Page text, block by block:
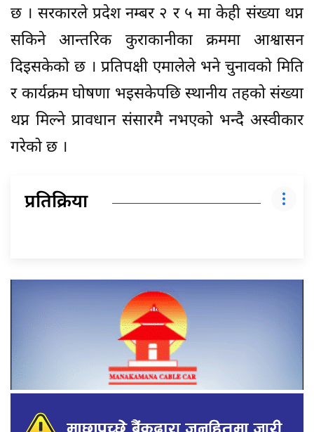
छ । सरकारले प्रदेश नम्बर २ र ५ मा केही संख्या थप्न
सकिने आन्तरिक कुराकानीका क्रममा आश्वासन
दिइसकेको छ । प्रतिपक्षी एमालेले भने चुनावको मिति
र कार्यक्रम घोषणा भइसकेपछि स्थानीय तहको संख्या
थप्न मिल्ने प्रावधान संसारमै नभएको भन्दै अस्वीकार
गरेको छ ।
प्रतिक्रिया